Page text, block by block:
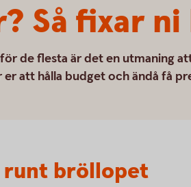
Så fixar
de flesta är det en utmaning
er att hålla budget och ändå få
runt bröllopet